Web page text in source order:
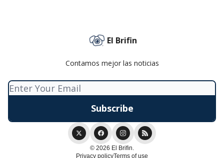
El Brifin
Contamos mejor las noticias
© 2026 El Brifin.
Privacy policyTerms of use